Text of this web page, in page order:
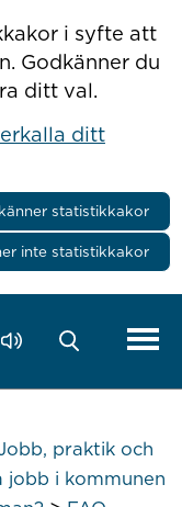
i syfte att
Godkänner du
ditt val.
ditt
statistikkakor
inte statistikkakor
praktik och
jobb i kommunen